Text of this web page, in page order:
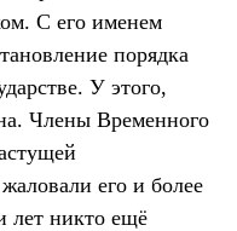
С его именем
порядка
У этого,
Члены Временного
его и более
лет никто ещё